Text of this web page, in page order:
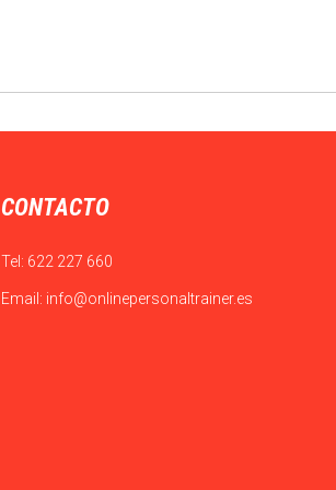
CONTACTO
Tel: 622 227 660
Email: info@onlinepersonaltrainer.es